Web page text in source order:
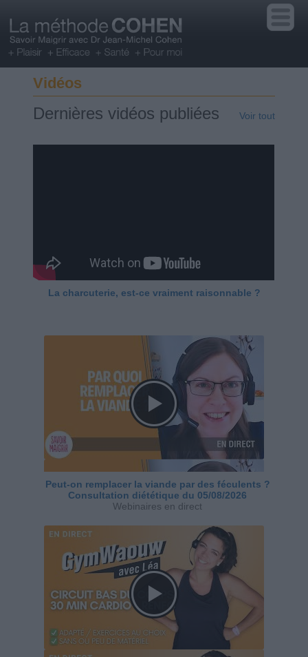
Vidéos
Dernières vidéos publiées Voir tout
La charcuterie, est-ce vraiment raisonnable ?
Peut-on remplacer la viande par des féculents ?
Consultation diététique du 05/08/2026
Webinaires en direct